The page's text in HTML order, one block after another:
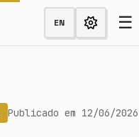
EN ☰
Publicado em 12/06/2026